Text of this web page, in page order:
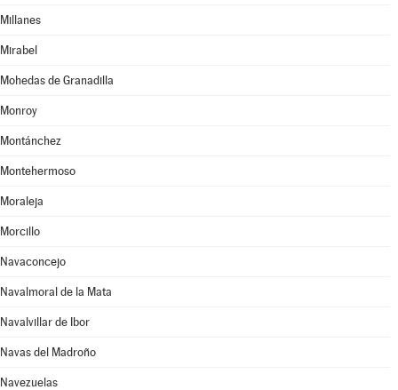
Millanes
Mirabel
Mohedas de Granadilla
Monroy
Montánchez
Montehermoso
Moraleja
Morcillo
Navaconcejo
Navalmoral de la Mata
Navalvillar de Ibor
Navas del Madroño
Navezuelas